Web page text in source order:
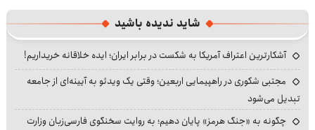
شاید ندیده باشید
آشکارترین اعتراف آمریکا به شکست در برابر ایران؛ ایده خلاقانه خریداریم!
مجتبی شکوری در راهپیمایی اربعین؛ وقتی یک ویدئو به آیینه‌ای از جامعه
تبدیل می‌شود
چگونه به «جنگ هرمز» پایان دهیم؛ به روایت سخنگوی فارسی‌زبان وزارت